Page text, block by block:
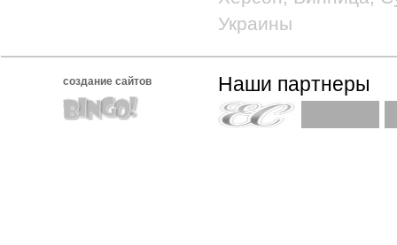
Украины
создание сайтов Наши партнеры